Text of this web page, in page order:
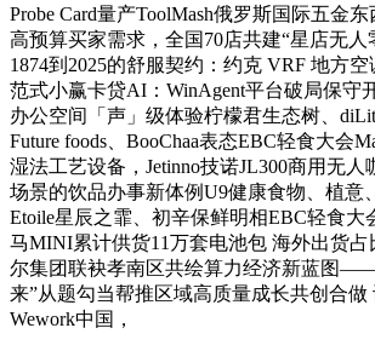
Probe Card量产ToolMash俄罗斯国际五金
高预算买家需求，全国70店共建“星店无人
1874到2025的舒服契约：约克 VRF 地方
范式小赢卡贷AI：WinAgent平台破局保守
办公空间「声」级体验柠檬君生态树、
Future foods、BooChaa表态EBC轻食大会
湿法工艺设备，Jetinno技诺JL300商用无
场景的饮品办事新体例U9健康食物、植意
Etoile星辰之霏、初辛保鲜明相EBC轻食大
马MINI累计供货11万套电池包 海外出货占
尔集团联袂孝南区共绘算力经济新蓝图
来”从题勾当帮推区域高质量成长共创合做
Wework中国，